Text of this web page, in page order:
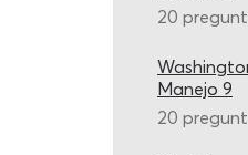
20
Manejo 9
20